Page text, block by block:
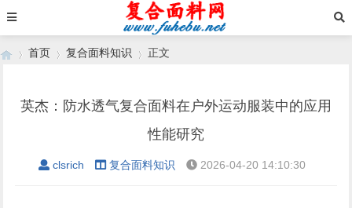
首页 复合面料知识 正文
英杰：防水透气复合面料在户外运动服装中的应用
性能研究
clsrich 复合面料知识 2026-04-20 14:10:30